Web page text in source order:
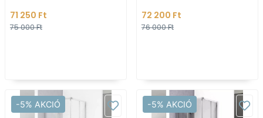
71 250 Ft
75 000 Ft
72 200 Ft
76 000 Ft
-5% AKCIÓ -5% AKCIÓ